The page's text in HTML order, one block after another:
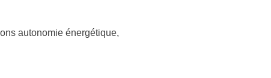
autonomie énergétique,